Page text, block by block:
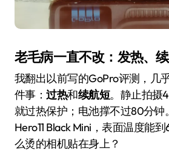
老毛病一直不改：发热、
我翻出以前写的GoPro评测，几
件事：过热和续航短。静止拍摄
就过热保护；电池撑不过80分钟
Hero11 Black Mini，表面温度能
么烫的相机贴在身上？